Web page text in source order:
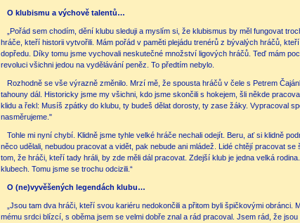
O klubismu a výchově talentů…
„Pořád sem chodím, dění klubu sleduji a myslím si, že klubismus by měl fungovat
hráče, kteří historii vytvořili. Mám pořád v paměti plejádu trenérů z bývalých hráčů,
dopředu. Díky tomu jsme vychovali neskutečné množství ligových hráčů. Teď mám
revoluci všichni jedou na vydělávání peněz. To předtím nebylo.
Rozhodně se vše výrazně změnilo. Mrzí mě, že spousta hráčů v čele s Petrem
tahouny dál. Historicky jsme my všichni, kdo jsme skončili s hokejem, šli někde
klidu a řekl: Musíš zpátky do klubu, ty budeš dělat dorosty, ty zase žáky. Vypracoval
nasměrujeme."
Tohle mi nyní chybí. Klidně jsme tyhle velké hráče nechali odejít. Beru, ať si klidně
něco udělali, nebudou pracovat a vidět, pak nebude ani mládež. Lidé chtějí pracovat
tom, že hráči, kteří tady hráli, by zde měli dál pracovat. Zdejší klub je jedna velká
klubech. Tomu jsme se trochu odcizili.“
O (ne)vyvěšených legendách klubu…
„Jsou tam dva hráči, kteří svou kariéru nedokončili a přitom byli špičkovými obránci.
mému srdci blízcí, s oběma jsem se velmi dobře znal a rád pracoval. Jsem rád, že